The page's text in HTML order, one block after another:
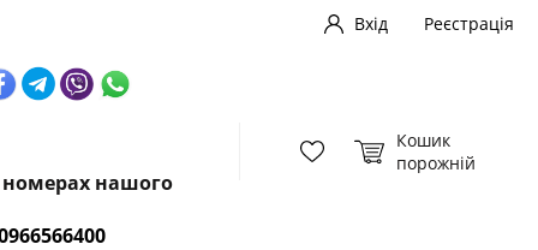
Вхід
Реєстрація
номерах нашого
Кошик
порожній